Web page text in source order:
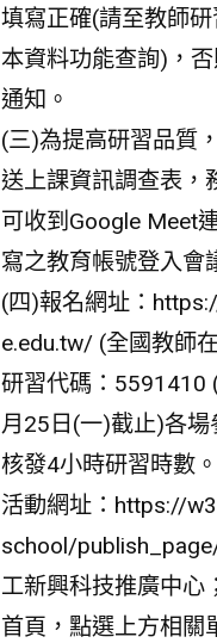
填寫正確(請至教師
本資料功能查詢)，
通知。
(三)為提高研習品質
送上課資訊調查表，
可收到Google Meet
寫之教育帳號登入會
(四)報名網址：
e.edu.tw/ (全國教師
研習代碼：5591410
月25日(一)截止)各場
核發4小時研習時數。
活動網址：https://
school/
工新興科技推廣中心
首頁，點選上方相關